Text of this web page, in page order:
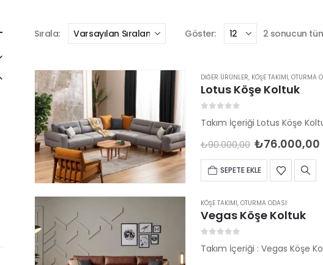
Sırala: Göster: 2 sonucun
DIĞER ÜRÜNLER, KÖŞE TAKIMI, OTURMA
Lotus Köşe Koltuk
₺90.000,00 ₺76.000,00
SEPETE EKLE
KÖŞE TAKIMI, OTURMA ODASI
Vegas Köşe Koltuk